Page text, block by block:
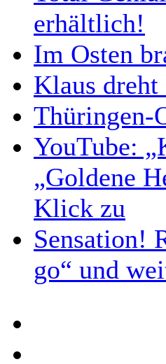
erhältlich!
Im Osten
Klaus
Thüringen-
YouTube:
„Goldene
Klick zu
Sensation!
go“ und